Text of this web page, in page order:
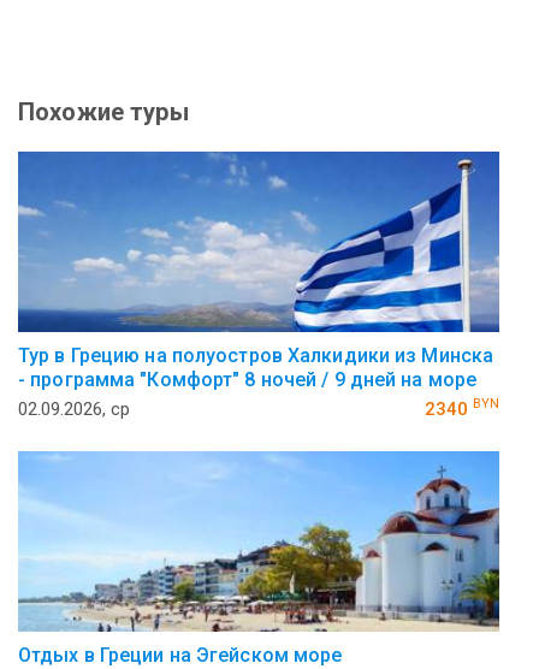
Похожие туры
Тур в Грецию на полуостров Халкидики из Минска
- программа "Комфорт" 8 ночей / 9 дней на море
02.09.2026, ср 2340 BYN
Отдых в Греции на Эгейском море